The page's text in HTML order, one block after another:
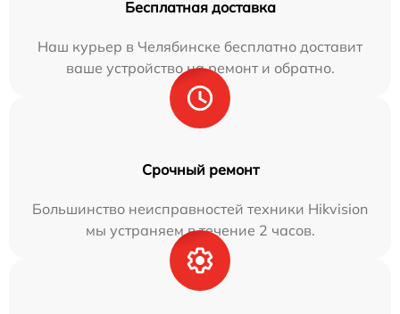
Бесплатная доставка
Наш курьер в Челябинске бесплатно доставит
ваше устройство на ремонт и обратно.
Срочный ремонт
Большинство неисправностей техники Hikvision
мы устраняем в течение 2 часов.